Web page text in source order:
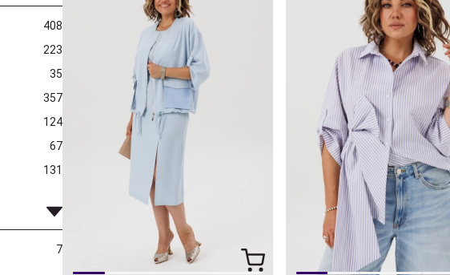
408
223
35
357
124
67
131
7